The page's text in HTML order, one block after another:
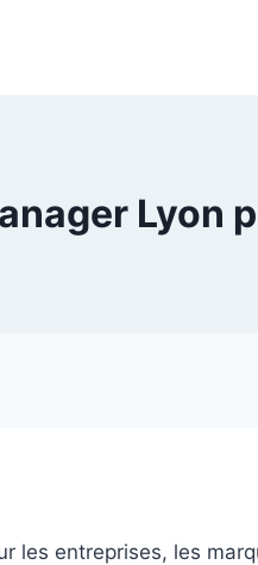
Lyon
les entreprises, les